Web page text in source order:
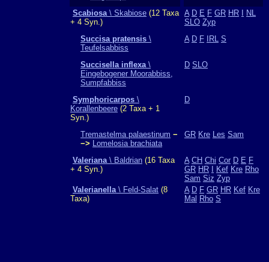
Scabiosa\ Skabiose (12 Taxa
+ 4 Syn.)
A D E F GR HR
NL
SLO Zyp
Succisa pratensis \
Teufelsabbiss
A D F IRL S
Succisella inflexa\
Eingebogener Moorabbiss,
Sumpfabbiss
D SLO
Symphoricarpos \
Korallenbeere (2 Taxa + 1
Syn.)
D
Tremastelma palaestinum −
−> Lomelosia brachiata
GR Kre Les Sam
Valeriana\ Baldrian (16 Taxa
+ 4 Syn.)
A CH Chi Cor D E F
GR HR Kef Kre Rho
Sam Siz Zyp
Valerianella\ Feld-Salat (8
Taxa)
A D F GR HR Kef Kre
Mal Rho S